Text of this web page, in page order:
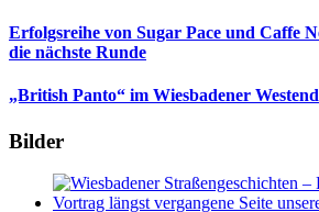
Erfolgsreihe von Sugar Pace und Caffe
die nächste Runde
„British Panto“ im Wiesbadener Westend
Bilder